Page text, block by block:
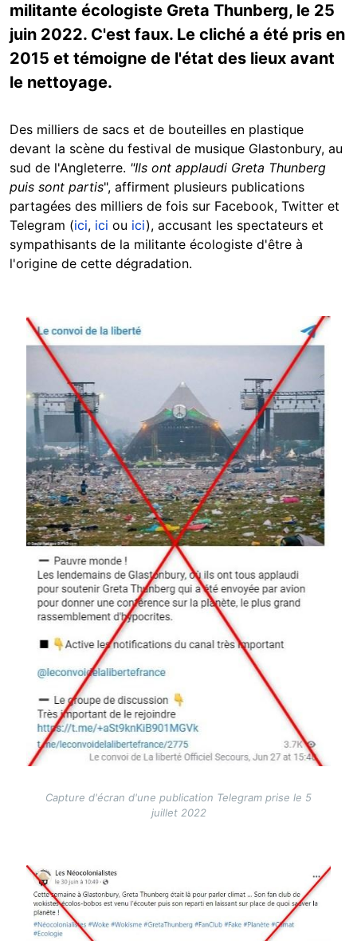
militante écologiste Greta Thunberg, le 25
juin 2022. C'est faux. Le cliché a été pris en
2015 et témoigne de l'état des lieux avant
le nettoyage.
Des milliers de sacs et de bouteilles en plastique
devant la scène du festival de musique Glastonbury, au
sud de l'Angleterre. "Ils ont applaudi Greta Thunberg
puis sont partis", affirment plusieurs publications
partagées des milliers de fois sur Facebook, Twitter et
Telegram (ici, ici ou ici), accusant les spectateurs et
sympathisants de la militante écologiste d'être à
l'origine de cette dégradation.
Image
Capture d'écran d'une publication Telegram prise le 5
juillet 2022
Image